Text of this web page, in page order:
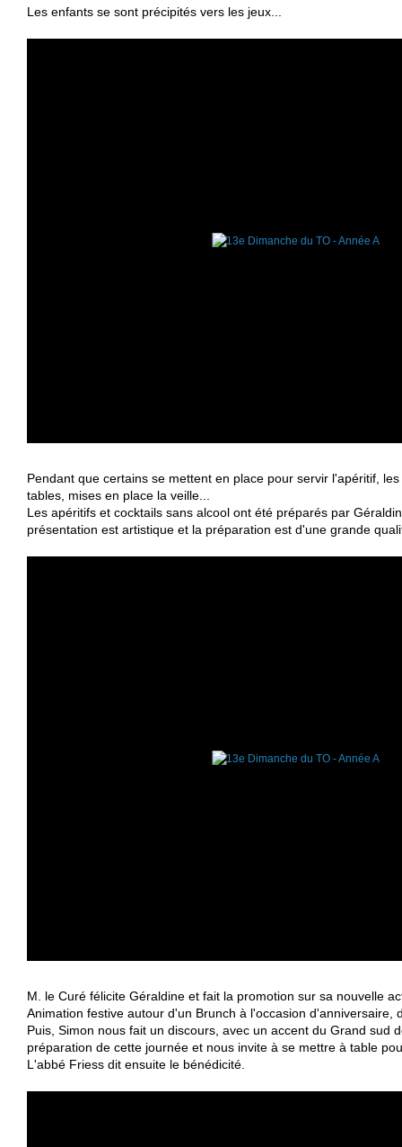
Les enfants se sont précipités vers les jeux...
Pendant que certains se mettent en place pour servir l'apéritif,
tables, mises en place la veille...
Les apéritifs et cocktails sans alcool ont été préparés par
présentation est artistique et la préparation est d'une grande
M. le Curé félicite Géraldine et fait la promotion sur sa nouvelle
Animation festive autour d'un Brunch à l'occasion d'anniversaire,
Puis, Simon nous fait un discours, avec un accent du Grand sud
préparation de cette journée et nous invite à se mettre à table
L'abbé Friess dit ensuite le bénédicité.